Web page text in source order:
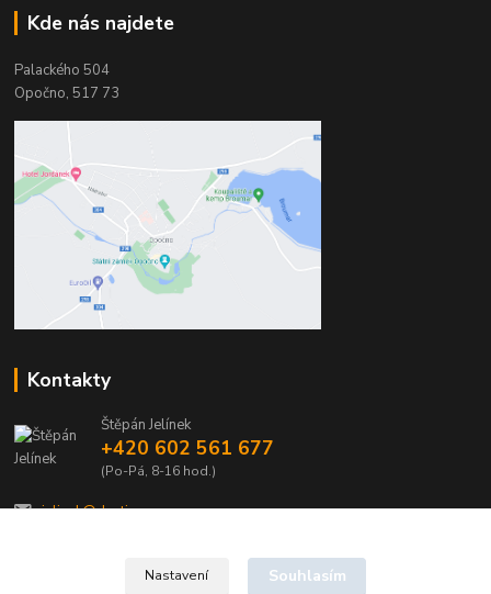
Kde nás najdete
Palackého 504
Opočno, 517 73
Kontakty
Štěpán Jelínek
+420 602 561 677
(Po-Pá, 8-16 hod.)
jelinek@dentia.cz
Nastavení Souhlasím